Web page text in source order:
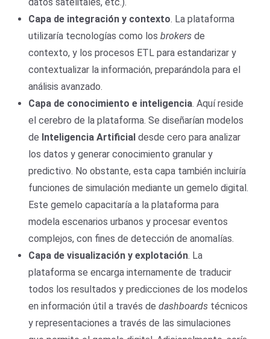
Capa de integración y contexto. La plataforma
utilizaría tecnologías como los brokers de
contexto, y los procesos ETL para estandarizar y
contextualizar la información, preparándola para el
análisis avanzado.
Capa de conocimiento e inteligencia. Aquí reside
el cerebro de la plataforma. Se diseñarían modelos
de Inteligencia Artificial desde cero para analizar
los datos y generar conocimiento granular y
predictivo. No obstante, esta capa también incluiría
funciones de simulación mediante un gemelo digital.
Este gemelo capacitaría a la plataforma para
modela escenarios urbanos y procesar eventos
complejos, con fines de detección de anomalías.
Capa de visualización y explotación. La
plataforma se encarga internamente de traducir
todos los resultados y predicciones de los modelos
en información útil a través de dashboards técnicos
y representaciones a través de las simulaciones